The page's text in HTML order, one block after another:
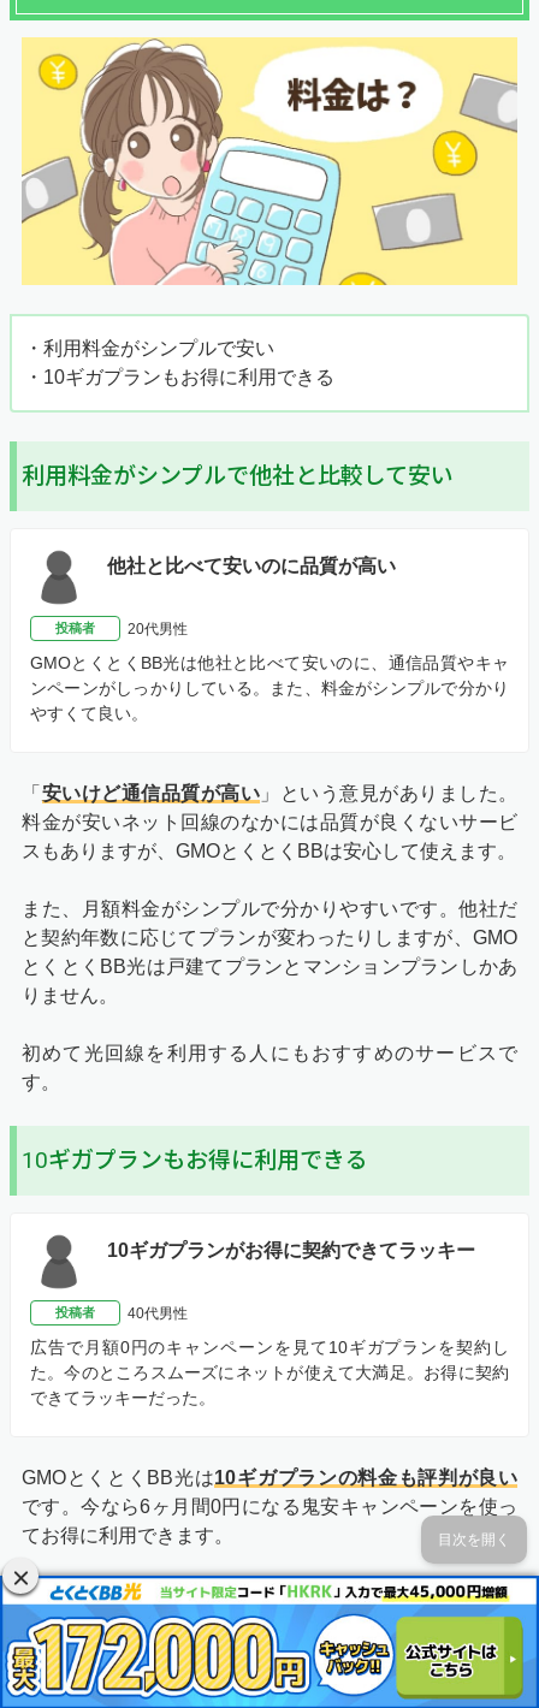
・利用料金がシンプルで安い
・10ギガプランもお得に利用できる
利用料金がシンプルで他社と比較して安い
他社と比べて安いのに品質が高い
投稿者 20代男性
GMOとくとくBB光は他社と比べて安いのに、通信品質やキャ
ンペーンがしっかりしている。また、料金がシンプルで分かり
やすくて良い。
「 安いけど通信品質が高い 」という意見がありました。
料金が安いネット回線のなかには品質が良くないサービ
スもありますが、GMOとくとくBBは安心して使えます。
また、月額料金がシンプルで分かりやすいです。他社だ
と契約年数に応じてプランが変わったりしますが、GMO
とくとくBB光は戸建てプランとマンションプランしかあ
りません。
初めて光回線を利用する人にもおすすめのサービスで
す。
10ギガプランもお得に利用できる
10ギガプランがお得に契約できてラッキー
投稿者 40代男性
広告で月額0円のキャンペーンを見て10ギガプランを契約し
た。今のところスムーズにネットが使えて大満足。お得に契約
できてラッキーだった。
GMOとくとくBB光は10ギガプランの料金も評判が良い
です。今なら6ヶ月間0円になる鬼安キャンペーンを使っ
てお得に利用できます。
ちなみに、ドコモ光でも6ヶ月間の割引キャンペーンを実
施していますが、GMOとくとくBB光よりも割引額が低い
です。
目次を開く